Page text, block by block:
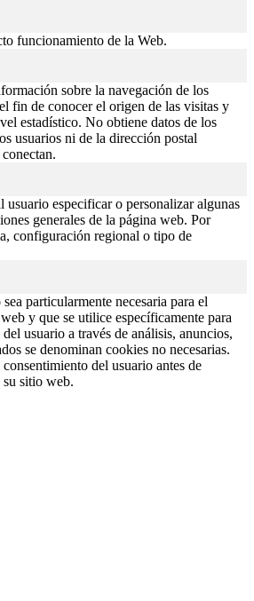
funcionamiento de la Web.
sobre la navegación de los
fin de conocer el origen de las visitas y
estadístico. No obtiene datos de los
usuarios ni de la dirección postal
usuario especificar o personalizar algunas
generales de la página web. Por
configuración regional o tipo de
particularmente necesaria para el
y que se utilice específicamente para
usuario a través de análisis, anuncios,
se denominan cookies no necesarias.
del usuario antes de
su sitio web.